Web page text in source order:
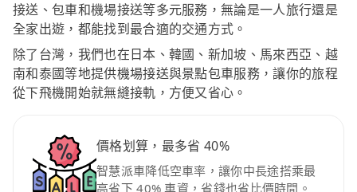
接送、包車和機場接送等多元服務，無論是一人旅行還是
全家出遊，都能找到最合適的交通方式。
除了台灣，我們也在日本、韓國、新加坡、馬來西亞、越
南和泰國等地提供機場接送與景點包車服務，讓你的旅程
從下飛機開始就無縫接軌，方便又省心。
價格划算，最多省 40%
智慧派車降低空車率，讓你中長途搭乘最
高省下 40% 車資，省錢也省比價時間。